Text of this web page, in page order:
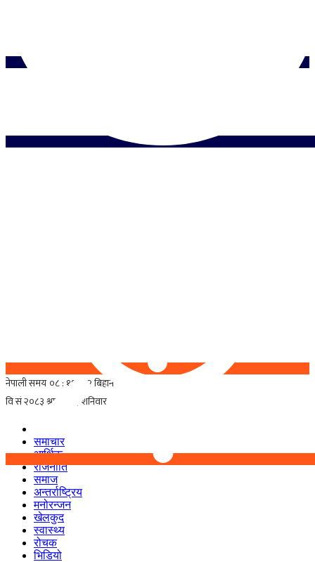
समाचार
आर्थिक
राजनीति
समाज
अन्तर्राष्ट्रिय
मनोरन्जन
खेलकुद
स्वास्थ्य
रोचक
भिडियो